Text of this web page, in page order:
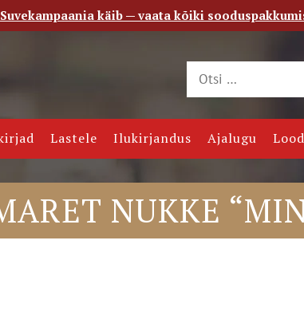
saade Kontakt
Lastele Ilukirjandus Ajalugu
NUKKE
käib — vaata kõiki